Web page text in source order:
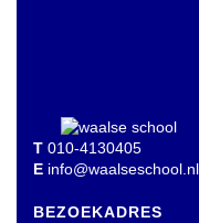
T 010-4130405
E info@waalseschool.nl
BEZOEKADRES